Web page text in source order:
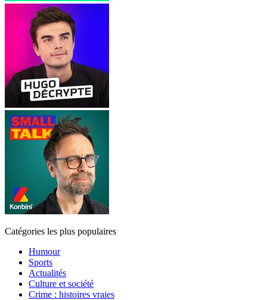
Catégories les plus populaires
Humour
Sports
Actualités
Culture et société
Crime : histoires vraies